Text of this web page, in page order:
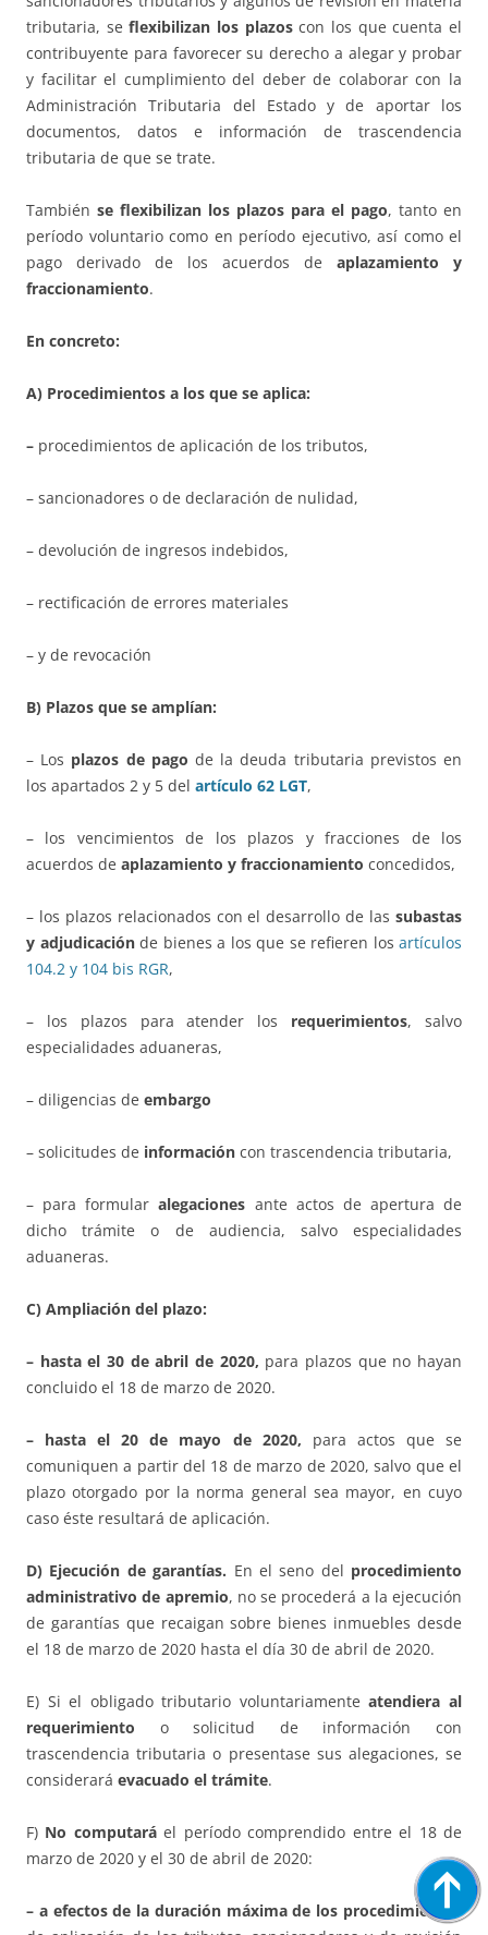
tributaria, seflexibilizan los plazoscon los que cuenta el
contribuyente para favorecer su derecho a alegar y probar
y facilitar el cumplimiento del deber de colaborar con la
Administración Tributaria del Estado y de aportar los
documentos, datos e información de trascendencia
tributaria de que se trate.
También se flexibilizan los plazos para el pago, tanto en
período voluntario como en período ejecutivo, así como el
pago derivado de los acuerdos de aplazamiento y
fraccionamiento.
En concreto:
A) Procedimientos a los que se aplica:
– procedimientos de aplicación de los tributos,
– sancionadores o de declaración de nulidad,
– devolución de ingresos indebidos,
– rectificación de errores materiales
– y de revocación
B) Plazos que se amplían:
– Los plazos de pago de la deuda tributaria previstos en
los apartados 2 y 5 del artículo 62 LGT,
– los vencimientos de los plazos y fracciones de los
acuerdos de aplazamiento y fraccionamiento concedidos,
– los plazos relacionados con el desarrollo de las subastas
y adjudicaciónde bienes a los que se refieren los artículos
104.2 y 104 bis RGR,
– los plazos para atender los requerimientos, salvo
especialidades aduaneras,
– diligencias de embargo
– solicitudes de información con trascendencia tributaria,
– para formularalegaciones ante actos de apertura de
dicho trámite o de audiencia, salvo especialidades
aduaneras.
C) Ampliación del plazo:
– hasta el 30 de abril de 2020, para plazos que no hayan
concluido el 18 de marzo de 2020.
– hasta el 20 de mayo de 2020, para actos que se
comuniquen a partir del 18 de marzo de 2020, salvo que el
plazo otorgado por la norma general sea mayor, en cuyo
caso éste resultará de aplicación.
D) Ejecución de garantías. En el seno del procedimiento
administrativo de apremio, no se procederá a la ejecución
de garantías que recaigan sobre bienes inmuebles desde
el 18 de marzo de 2020 hasta el día 30 de abril de 2020.
E) Si el obligado tributario voluntariamenteatendiera al
requerimiento o solicitud de información con
trascendencia tributaria o presentase sus alegaciones, se
considerará evacuado el trámite.
F) No computaráel período comprendido entre el 18 de
marzo de 2020 y el 30 de abril de 2020:
– a efectos de la duración máxima de los procedimientos